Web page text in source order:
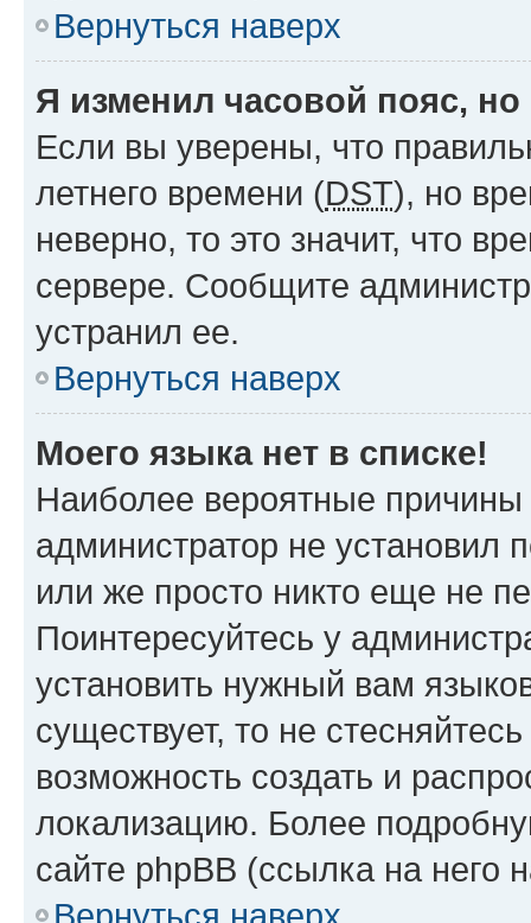
Вернуться наверх
Я изменил часовой пояс,
Если вы уверены, что
летнего времени (DST), но
неверно, то это значит, что
сервере. Сообщите
устранил ее.
Вернуться наверх
Моего языка нет в списке!
Наиболее вероятные причины
администратор не установил
или же просто никто еще не
Поинтересуйтесь у
установить нужный вам
существует, то не
возможность создать и
локализацию. Более
сайте phpBB (ссылка на него
Вернуться наверх